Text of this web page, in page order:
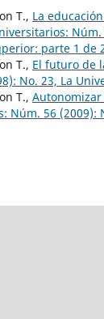
T., La
parte 1 de
T., El futuro de
No. 23, La
T.,
Núm. 56 (2009):